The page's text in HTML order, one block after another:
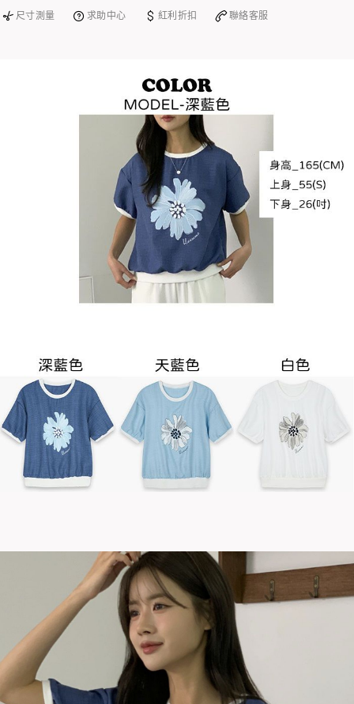
尺寸測量 求助中心 紅利折扣 聯絡客服